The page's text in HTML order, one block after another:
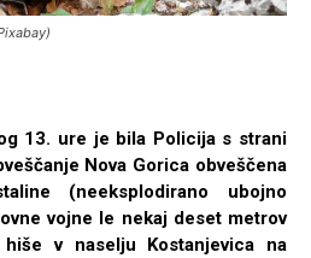
13. ure je bila Policija s strani
Nova Gorica obveščena
(neeksplodirano ubojno
vojne le nekaj deset metrov
v naselju Kostanjevica na